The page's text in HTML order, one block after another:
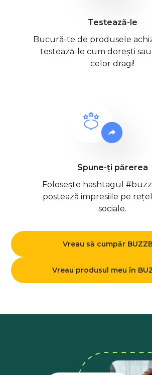
Testează-le
Bucură-te de produsele
testează-le cum dorești
celor dragi!
Spune-ți părerea
Folosește hashtagul
postează impresiile pe
sociale.
Vreau să cumpăr
Vreau produsul meu în